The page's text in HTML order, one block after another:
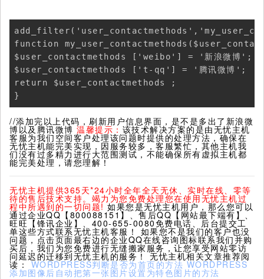
function
$user_contactmethods ['weibo'] = '新浪微博';
$user_contactmethods ['t-qq'] = '腾讯微博';
return $user_contactmethods ;
}
//添加完以上代码，刷新用户信息界面，是不是多出了新浪微
博以及腾讯微博 温馨提示： 该技术解决方案的是由无忧主机
客服为我们空间客户处理该问题时提供的处理方法，确保在
无忧主机能完美实现，因服务较多，客服繁忙，其他主机我
们没有过多精力进行大范围测试，不能确保所有虚拟主机都
能完美处理，请您理解！
无忧主机提供365天*24小时全年全天无休、实时在线、零等
待的售后技术支持。竭力为您免费处理您在使用无忧主机过
程中所遇到的一切问题!如果您是无忧主机用户，那么您可以
通过企业QQ【800088151】、售后QQ【网站最下端有】、
旺旺【锋讯企业】、400-655-0080免费电话、后台提交工
单这些方式联系无忧主机客服！ 如果您不是我们的客户也没
问题，点击页面最右边的企业QQ在线咨询图标联系我们并购
买后，我们为您免费进行无缝搬家服务，让您享受网站零访
问延迟的迁移到无忧主机的服务！ 无忧主机相关文章推荐阅
读：WORDPRESS判断是否为首页的方法 WORDPRESS
添加图像后自动把第一张图片设置为特色图片的方法